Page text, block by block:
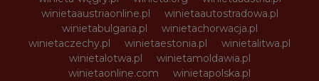
winietaaustriaonline.pl
winietaautostradowa.pl
winietabulgaria.pl
winietachorwacja.pl
winietaczechy.pl
winietaestonia.pl
winietalitwa.pl
winietalotwa.pl
winietamoldawia.pl
winietaonline.com
winietapolska.pl